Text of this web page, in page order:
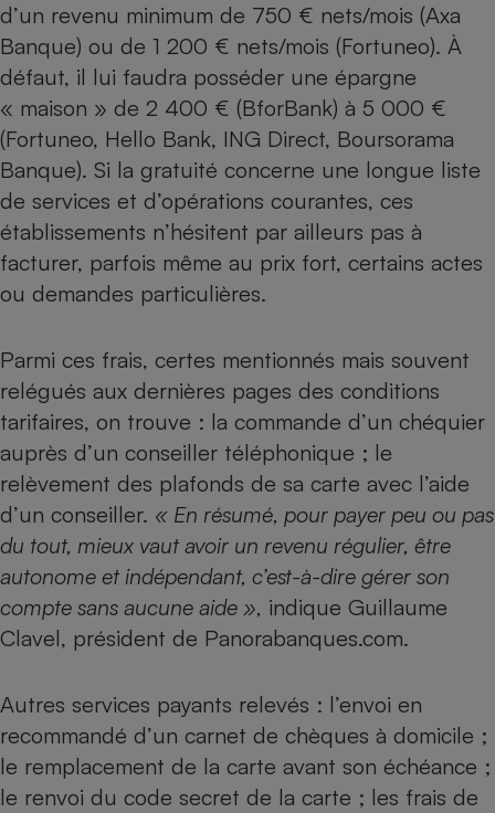
d’un revenu minimum de 750 € nets/mois (Axa
Banque) ou de 1 200 € nets/mois (Fortuneo). À
défaut, il lui faudra posséder une épargne
« maison » de 2 400 € (BforBank) à 5 000 €
(Fortuneo, Hello Bank, ING Direct, Boursorama
Banque). Si la gratuité concerne une longue liste
de services et d’opérations courantes, ces
établissements n’hésitent par ailleurs pas à
facturer, parfois même au prix fort, certains actes
ou demandes particulières.
Parmi ces frais, certes mentionnés mais souvent
relégués aux dernières pages des conditions
tarifaires, on trouve : la commande d’un chéquier
auprès d’un conseiller téléphonique ; le
relèvement des plafonds de sa carte avec l’aide
d’un conseiller. « En résumé, pour payer peu ou pas
du tout, mieux vaut avoir un revenu régulier, être
autonome et indépendant, c’est-à-dire gérer son
compte sans aucune aide », indique Guillaume
Clavel, président de Panorabanques.com.
Autres services payants relevés : l’envoi en
recommandé d’un carnet de chèques à domicile ;
le remplacement de la carte avant son échéance ;
le renvoi du code secret de la carte ; les frais de